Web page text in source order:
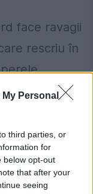
Personal
third parties, or
for
below opt-out
that after your
seeing
face ravagii
rescriu în
cel mai
engleză,
political
un “rasist